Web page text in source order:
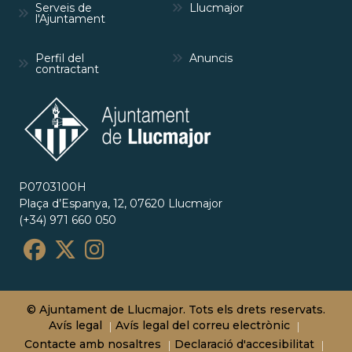
Serveis de
l'Ajuntament
Llucmajor
Perfil del
contractant
Anuncis
P0703100H
Plaça d’Espanya, 12, 07620 Llucmajor
(+34) 971 660 050
© Ajuntament de Llucmajor. Tots els drets reservats.
Avís legal
Avís legal del correu electrònic
Contacte amb nosaltres
Declaració d'accesibilitat